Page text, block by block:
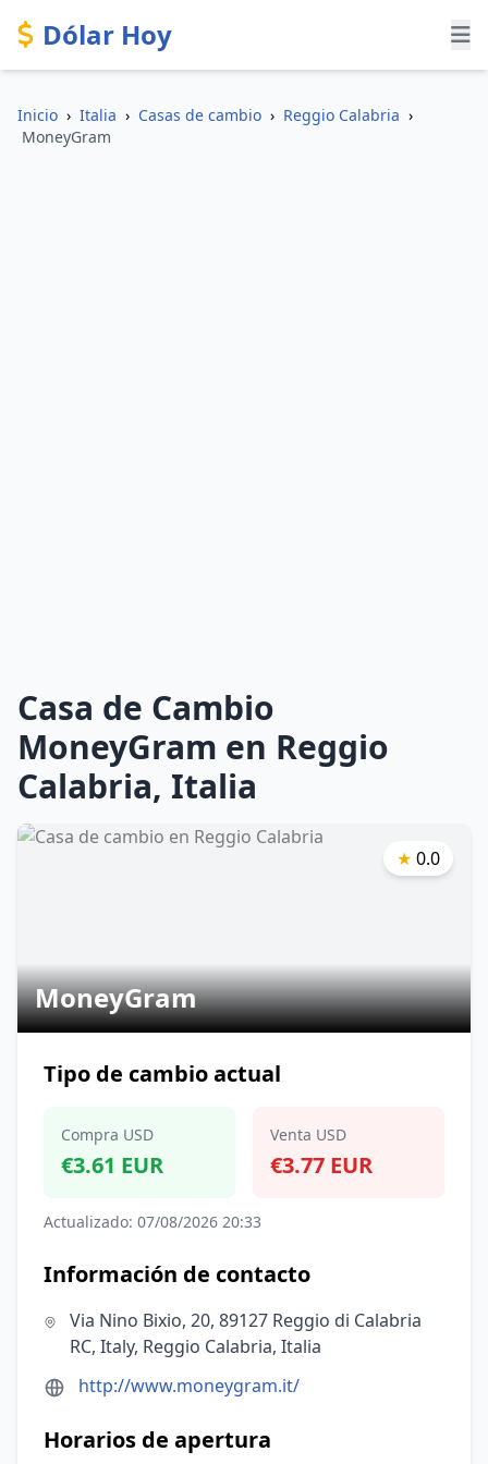
Dólar Hoy
Inicio › Italia › Casas de cambio › Reggio Calabria ›
MoneyGram
Casa de Cambio
MoneyGram en Reggio
Calabria, Italia
MoneyGram
★ 0.0
Tipo de cambio actual
Compra USD
€3.61 EUR
Venta USD
€3.77 EUR
Actualizado: 07/08/2026 20:33
Información de contacto
Via Nino Bixio, 20, 89127 Reggio di Calabria
RC, Italy, Reggio Calabria, Italia
http://www.moneygram.it/
Horarios de apertura